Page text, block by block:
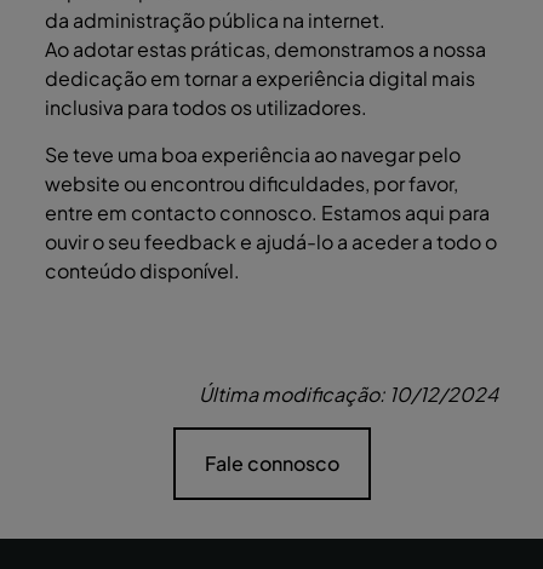
da administração pública na internet.
Ao adotar estas práticas, demonstramos a nossa
dedicação em tornar a experiência digital mais
inclusiva para todos os utilizadores.
Se teve uma boa experiência ao navegar pelo
website ou encontrou dificuldades, por favor,
entre em contacto connosco. Estamos aqui para
ouvir o seu feedback e ajudá-lo a aceder a todo o
conteúdo disponível.
Última modificação: 10/12/2024
Fale connosco